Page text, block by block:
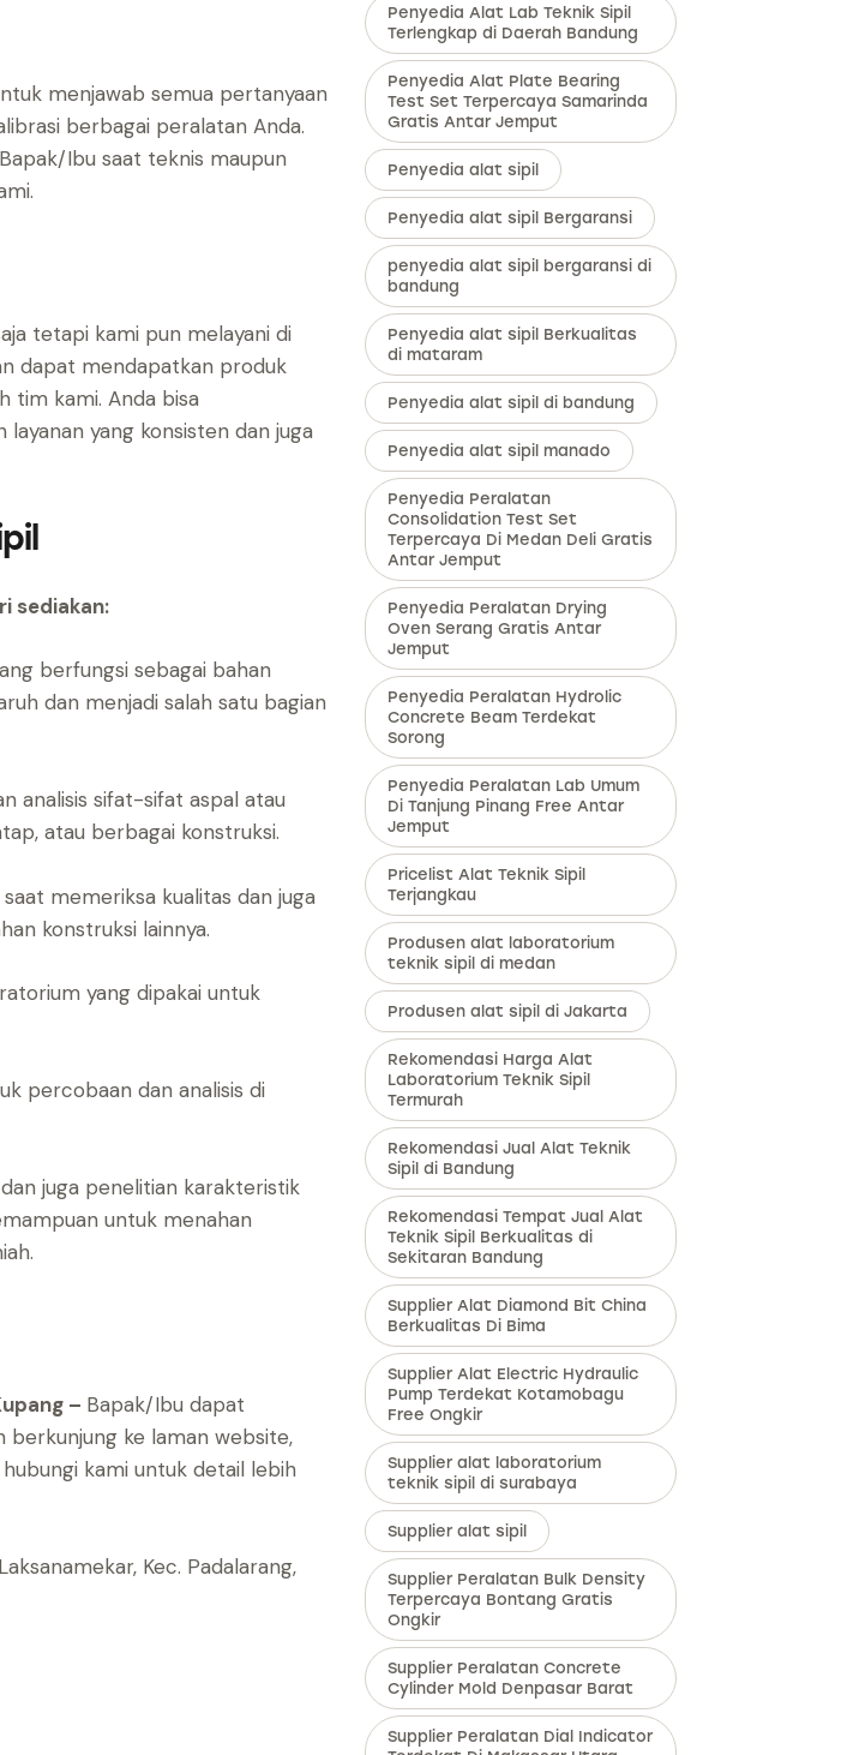
menjawab semua pertanyaan
berbagai peralatan Anda.
Ibu saat teknis maupun
tetapi kami pun melayani di
dapat mendapatkan produk
tim kami. Anda bisa
yang konsisten dan juga
sediakan:
berfungsi sebagai bahan
dan menjadi salah satu bagian
analisis sifat-sifat aspal atau
atau berbagai konstruksi.
memeriksa kualitas dan juga
konstruksi lainnya.
yang dipakai untuk
percobaan dan analisis di
juga penelitian karakteristik
untuk menahan
– Bapak/Ibu dapat
berkunjung ke laman website,
hubungi kami untuk detail lebih
Kec. Padalarang,
Penyedia Alat Lab Teknik Sipil
Terlengkap di Daerah Bandung
Penyedia Alat Plate Bearing
Test Set Terpercaya Samarinda
Gratis Antar Jemput
Penyedia alat sipil
Penyedia alat sipil Bergaransi
penyedia alat sipil bergaransi di
bandung
Penyedia alat sipil Berkualitas
di mataram
Penyedia alat sipil di bandung
Penyedia alat sipil manado
Penyedia Peralatan
Consolidation Test Set
Terpercaya Di Medan Deli Gratis
Antar Jemput
Penyedia Peralatan Drying
Oven Serang Gratis Antar
Jemput
Penyedia Peralatan Hydrolic
Concrete Beam Terdekat
Sorong
Penyedia Peralatan Lab Umum
Di Tanjung Pinang Free Antar
Jemput
Pricelist Alat Teknik Sipil
Terjangkau
Produsen alat laboratorium
teknik sipil di medan
Produsen alat sipil di Jakarta
Rekomendasi Harga Alat
Laboratorium Teknik Sipil
Termurah
Rekomendasi Jual Alat Teknik
Sipil di Bandung
Rekomendasi Tempat Jual Alat
Teknik Sipil Berkualitas di
Sekitaran Bandung
Supplier Alat Diamond Bit China
Berkualitas Di Bima
Supplier Alat Electric Hydraulic
Pump Terdekat Kotamobagu
Free Ongkir
Supplier alat laboratorium
teknik sipil di surabaya
Supplier alat sipil
Supplier Peralatan Bulk Density
Terpercaya Bontang Gratis
Ongkir
Supplier Peralatan Concrete
Cylinder Mold Denpasar Barat
Supplier Peralatan Dial Indicator